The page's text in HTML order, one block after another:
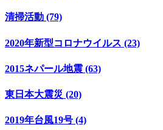
清掃活動 (79)
2020年新型コロナウイルス (23)
2015ネパール地震 (63)
東日本大震災 (20)
2019年台風19号 (4)